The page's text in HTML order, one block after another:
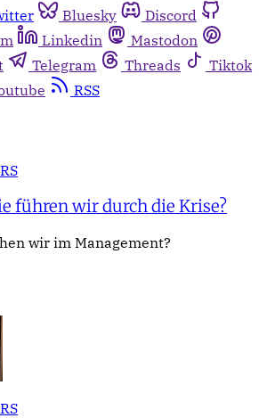
Bluesky
Discord
Linkedin
Mastodon
Telegram Threads
Tiktok
RSS
führen wir durch die Krise?
wir im Management?